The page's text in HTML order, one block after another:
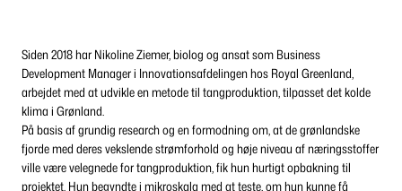
Siden 2018 har Nikoline Ziemer, biolog og ansat som Business
Development Manager i Innovationsafdelingen hos Royal Greenland,
arbejdet med at udvikle en metode til tangproduktion, tilpasset det kolde
klima i Grønland.
På basis af grundig research og en formodning om, at de grønlandske
fjorde med deres vekslende strømforhold og høje niveau af næringsstoffer
ville være velegnede for tangproduktion, fik hun hurtigt opbakning til
projektet. Hun begyndte i mikroskala med at teste, om hun kunne få